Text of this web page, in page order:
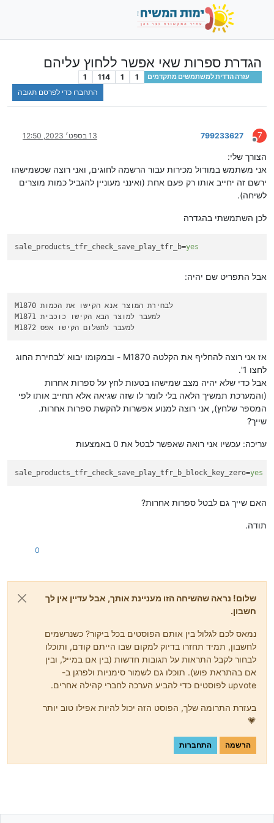
הגדרת ספרות שאי אפשר ללחוץ עליהם
עזרה הדדית למשתמשים מתקדמים 1
1
114
1
התחברו כדי לפרסם תגובה
7
מנותק
799233627 13 בספט׳ 2023, 12:50
הצורך שלי:
אני משתמש במודול מכירות עבור הרשמה לחוגים, ואני רוצה שכשמישהו
ירשם זה יחייב אותו רק פעם אחת (ואינני מעוניין להגביל כמות מוצרים
לשיחה).
לכן השתמשתי בהגדרה
sale_products_tfr_check_save_play_tfr_b=yes
אבל התפריט שם יהיה:
M1870 לבחירת המוצר אנא הקישו את הכמות
M1871 למעבר למוצר הבא הקישו כוכבית
אז אני רוצה להחליף את הקלטה M1870 - ובמקומו יבוא 'לבחירת החוג
לחצו 1'.
אבל כדי שלא יהיה מצב שמישהו בטעות לחץ על ספרות אחרות
(והמערכת תמשיך הלאה בלי לומר לו שזה שגיאה אלא תחייב אותו לפי
המספר שלחץ), אני רוצה למנוע אפשרות להקשת ספרות אחרות.
שייך?
עריכה: עכשיו אני רואה שאפשר לבטל את 0 באמצעות
sale_products_tfr_check_save_play_tfr_b_block_key_zero=yes
האם שייך גם לבטל ספרות אחרות?
תודה.
0
שלום! נראה שהשיחה הזו מעניינת אותך, אבל עדיין אין לך
חשבון.
נמאס לכם לגלול בין אותם הפוסטים בכל ביקור? כשנרשמים
לחשבון, תמיד תחזרו בדיוק למקום שבו הייתם קודם, ותוכלו
לבחור לקבל התראות על תגובות חדשות (בין אם במייל, ובין
אם בהתראת פוש). תוכלו גם לשמור סימניות ולפרגן ב-
upvote לפוסטים כדי להביע הערכה לחברי קהילה אחרים.
בעזרת התרומה שלך, הפוסט הזה יכול להיות אפילו טוב יותר
💗
הרשמה התחברות